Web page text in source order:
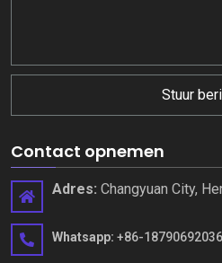
Stuur
Contact opnemen
Adres: Changyuan City,
Whatsapp: +86-18790692036